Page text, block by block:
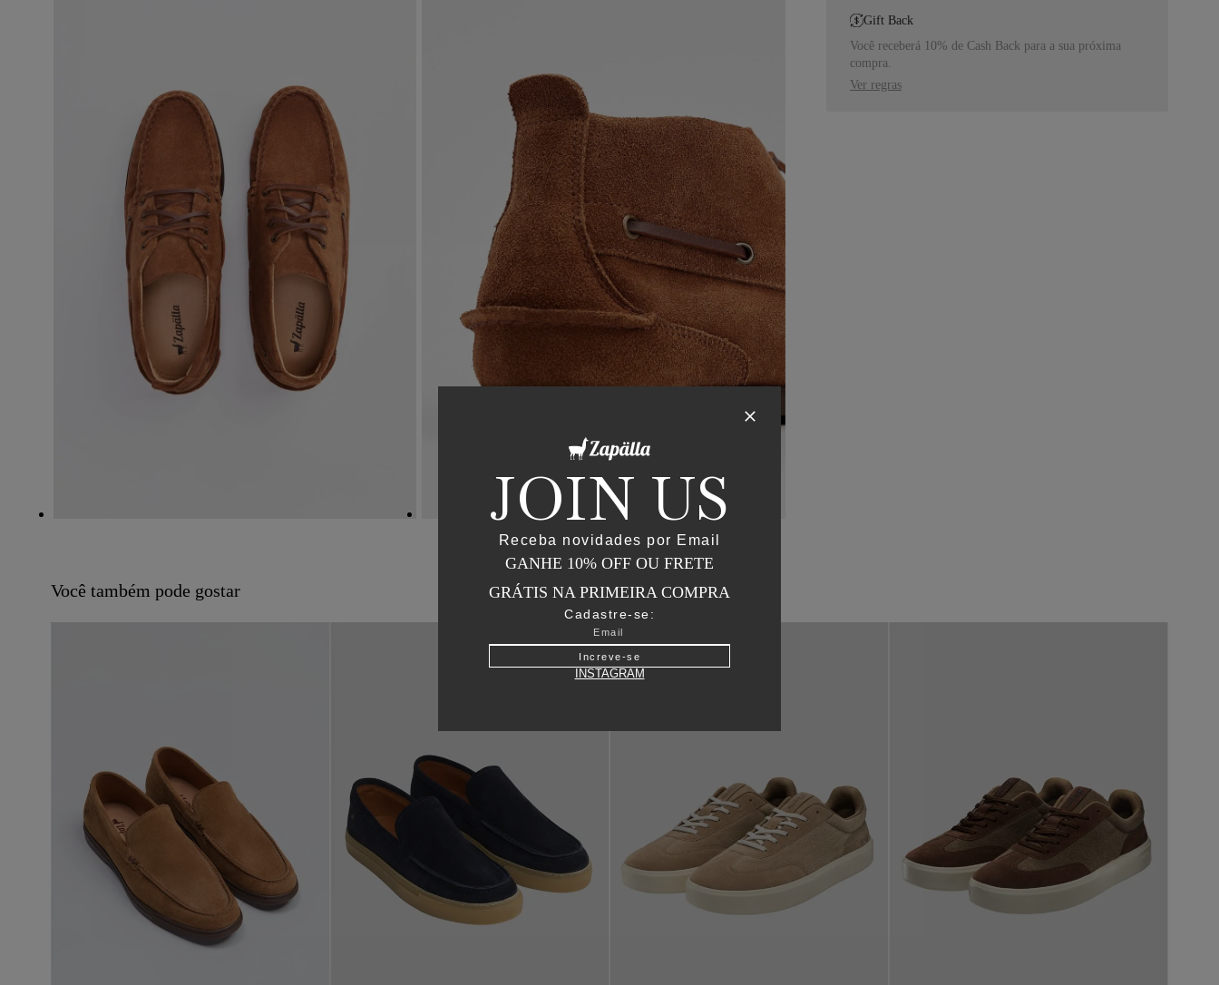
Gift Back
Você receberá 10% de Cash Back para a sua próxima
compra.
Ver regras
Você também pode gostar
JOIN US
Receba novidades por Email
GANHE 10% OFF OU FRETE
GRÁTIS NA PRIMEIRA COMPRA
Cadastre-se:
Increve-se
INSTAGRAM